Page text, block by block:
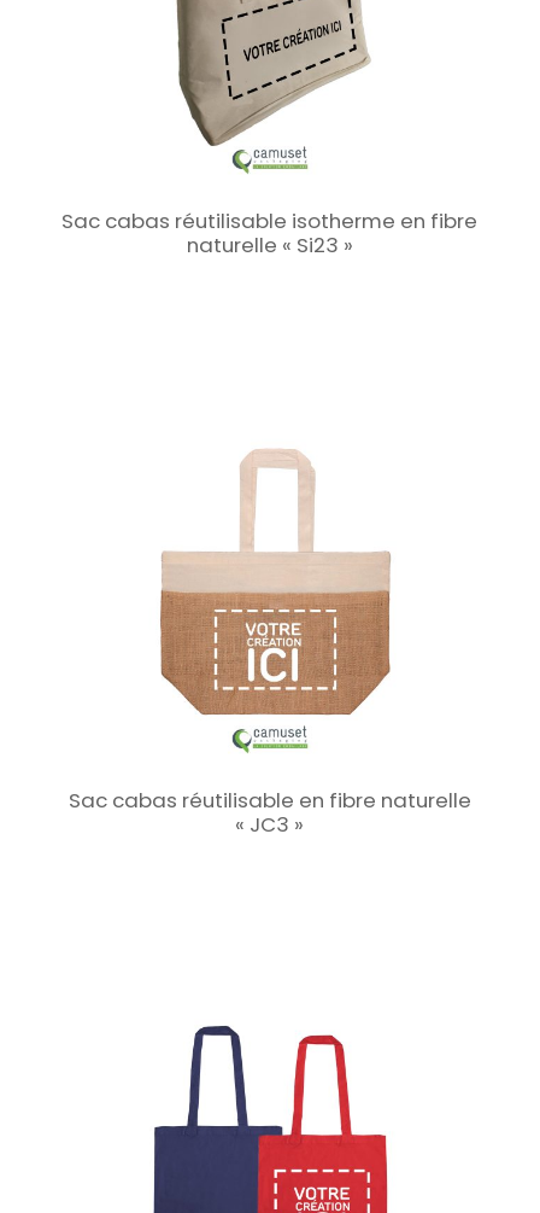
Sac cabas réutilisable isotherme en fibre
naturelle « Si23 »
Sac cabas réutilisable en fibre naturelle
« JC3 »